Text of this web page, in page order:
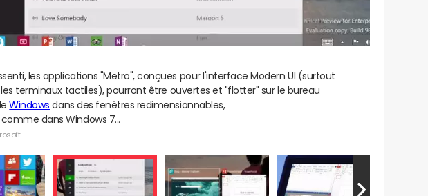
les applications "Metro", conçues pour l'interface Modern UI (surtout
terminaux tactiles), pourront être ouvertes et "flotter" sur le bureau
Windows dans des fenêtres redimensionnables,
dans Windows 7...